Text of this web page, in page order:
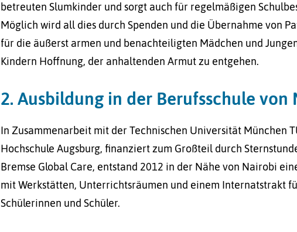
betreuten Slumkinder und sorgt auch für regelmäßigen
Möglich wird all dies durch Spenden und die Übernahme von
für die äußerst armen und benachteiligten Mädchen und
Kindern Hoffnung, der anhaltenden Armut zu entgehen.
2. Ausbildung in der Berufsschule von
In Zusammenarbeit mit der Technischen Universität München
Hochschule Augsburg, finanziert zum Großteil durch
Bremse Global Care, entstand 2012 in der Nähe von Nairobi
mit Werkstätten, Unterrichtsräumen und einem Internatstrakt
Schülerinnen und Schüler.